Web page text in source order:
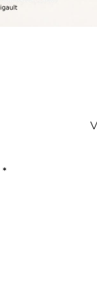
*